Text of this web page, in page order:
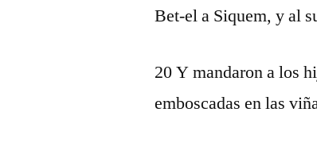
Bet-el a Siquem, y al
20 Y mandaron a los
emboscadas en las